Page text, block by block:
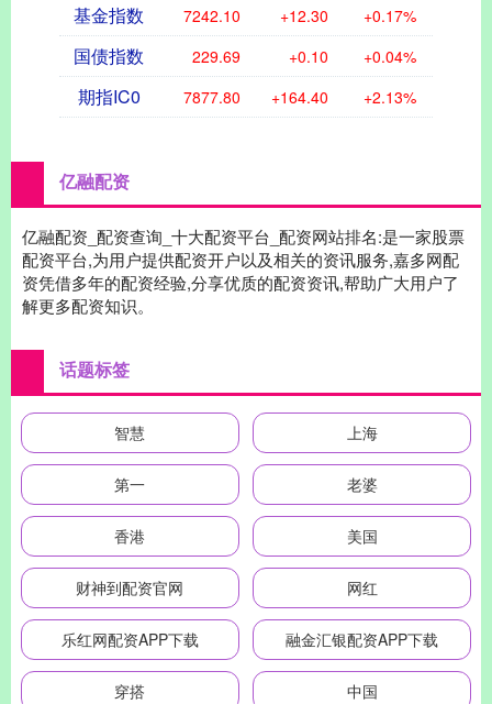
基金指数 7242.10 +12.30 +0.17%
国债指数 229.69 +0.10 +0.04%
期指IC0 7877.80 +164.40 +2.13%
亿融配资
亿融配资_配资查询_十大配资平台_配资网站排名:是一家股票
配资平台,为用户提供配资开户以及相关的资讯服务,嘉多网配
资凭借多年的配资经验,分享优质的配资资讯,帮助广大用户了
解更多配资知识。
话题标签
智慧 上海
第一 老婆
香港 美国
财神到配资官网 网红
乐红网配资APP下载 融金汇银配资APP下载
穿搭 中国